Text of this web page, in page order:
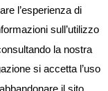
l’esperienza di
sull’utilizzo
la nostra
si accetta l’uso
il sito.